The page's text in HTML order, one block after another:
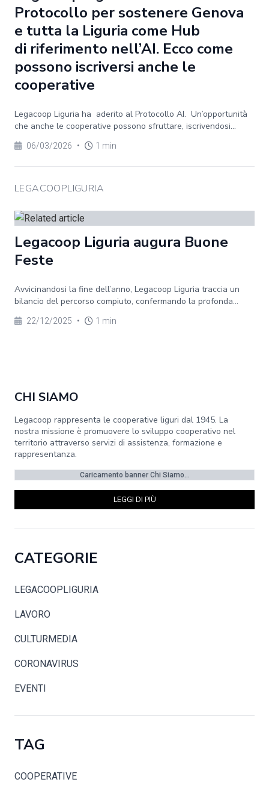
Protocollo per sostenere Genova
e tutta la Liguria come Hub
di riferimento nell’AI. Ecco come
possono iscriversi anche le
cooperative
Legacoop Liguria ha aderito al Protocollo AI. Un’opportunità
che anche le cooperative possono sfruttare, iscrivendosi...
06/03/2026 • 1 min
LEGACOOPLIGURIA
Legacoop Liguria augura Buone
Feste
Avvicinandosi la fine dell’anno, Legacoop Liguria traccia un
bilancio del percorso compiuto, confermando la profonda...
22/12/2025 • 1 min
CHI SIAMO
Legacoop rappresenta le cooperative liguri dal 1945. La
nostra missione è promuovere lo sviluppo cooperativo nel
territorio attraverso servizi di assistenza, formazione e
rappresentanza.
Caricamento banner Chi Siamo...
LEGGI DI PIÙ
CATEGORIE
LEGACOOPLIGURIA
LAVORO
CULTURMEDIA
CORONAVIRUS
EVENTI
TAG
COOPERATIVE